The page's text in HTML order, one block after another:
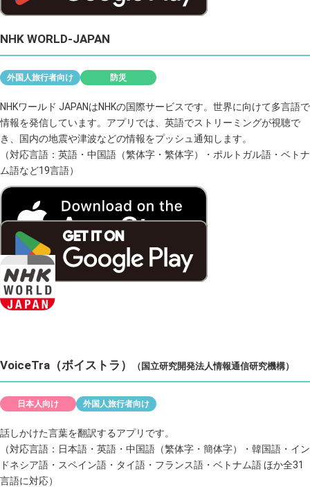
NHK WORLD-JAPAN
外国人旅行者向け 防災
NHKワールド JAPANはNHKの国際サービスです。世界に向けて多言語で
情報を発信しています。アプリでは、英語でストリーミングが視聴で
き、国内の地震や津波などの情報をプッシュ通知します。
（対応言語：英語・中国語（繁体字・繁体字）・ポルトガル語・ベトナ
ム語など19言語）
VoiceTra（ボイストラ） （国立研究開発法人情報通信研究機構）
日本人向け 外国人旅行者向け
話しかけた言葉を翻訳するアプリです。
（対応言語：日本語・英語・中国語（繁体字・簡体字）・韓国語・イン
ドネシア語・スペイン語・タイ語・フランス語・ベトナム語 ほか全31
言語に対応）